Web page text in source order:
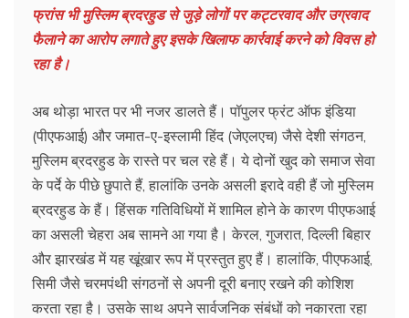
फ्रांस भी मुस्लिम ब्रदरहुड से जुड़े लोगों पर कट्टरवाद और उग्रवाद
फैलाने का आरोप लगाते हुए इसके खिलाफ कार्रवाई करने को विवस हो
रहा है।
अब थोड़ा भारत पर भी नजर डालते हैं। पॉपुलर फ्रंट ऑफ इंडिया
(पीएफआई) और जमात-ए-इस्लामी हिंद (जेएलएच) जैसे देशी संगठन,
मुस्लिम ब्रदरहुड के रास्ते पर चल रहे हैं। ये दोनों खुद को समाज सेवा
के पर्दे के पीछे छुपाते हैं, हालांकि उनके असली इरादे वही हैं जो मुस्लिम
ब्रदरहुड के हैं। हिंसक गतिविधियों में शामिल होने के कारण पीएफआई
का असली चेहरा अब सामने आ गया है। केरल, गुजरात, दिल्ली बिहार
और झारखंड में यह खूंखार रूप में प्रस्तुत हुए हैं। हालांकि, पीएफआई,
सिमी जैसे चरमपंथी संगठनों से अपनी दूरी बनाए रखने की कोशिश
करता रहा है। उसके साथ अपने सार्वजनिक संबंधों को नकारता रहा